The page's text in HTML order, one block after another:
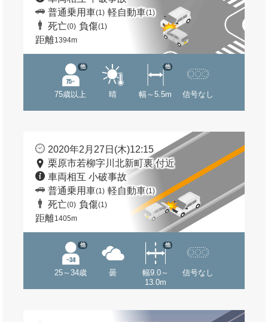
普通乗用車(1) 軽自動車(1)
死亡(0) 負傷(1)
距離1394m
75歳以上
他
晴 幅～5.5m
他
信号なし
2020年2月27日(木)12:15
栗原市若柳字川北新町裏 付近
車両相互 小破事故
普通乗用車(1) 軽自動車(1)
死亡(0) 負傷(1)
距離1405m
25～34歳
他
曇
幅9.0～
13.0m
他
信号なし